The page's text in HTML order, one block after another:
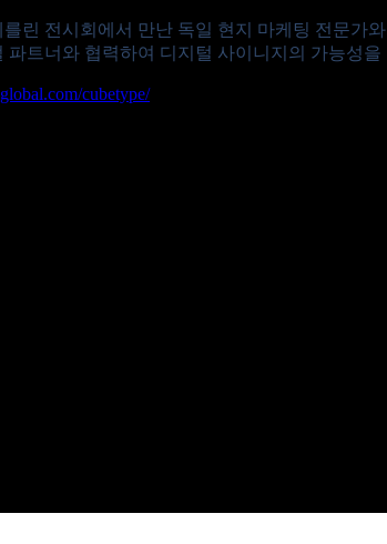
를린 전시회에서 만난 독일 현지 마케팅 전문
파트너와 협력하여 디지털 사이니지의 가능성
cubetype/